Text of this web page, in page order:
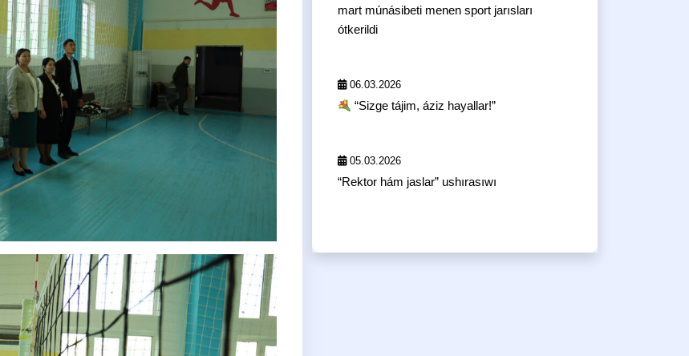
mart múnásibeti menen sport jarısları
ótkerildi
06.03.2026
“Sizge tájim, áziz hayallar!”
05.03.2026
“Rektor hám jaslar” ushırasıwı